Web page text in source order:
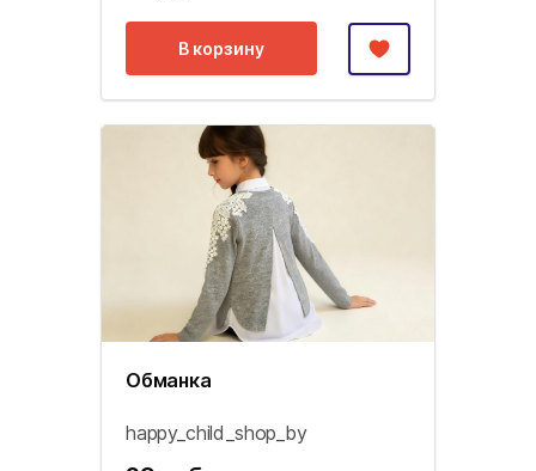
В корзину
Обманка
happy_child_shop_by